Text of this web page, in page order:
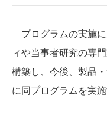
プログラムの実施
ィや当事者研究の専
構築し、今後、製品
に同プログラムを実施